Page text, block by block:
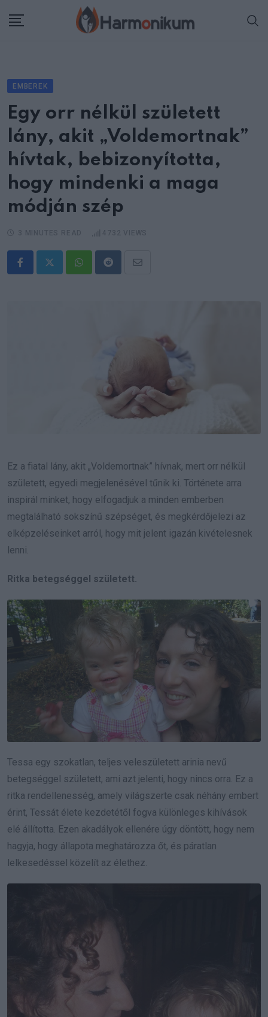
EMBEREK
Egy orr nélkül született
lány, akit „Voldemortnak”
hívtak, bebizonyította,
hogy mindenki a maga
módján szép
WhatsappRedditShare
Ez a fiatal lány, akit „Voldemortnak” hívnak, mert orr nélkül
született, egyedi megjelenésével tűnik ki. Története arra
inspirál minket, hogy elfogadjuk a minden emberben
megtalálható sokszínű szépséget, és megkérdőjelezi az
elképzeléseinket arról, hogy mit jelent igazán kivételesnek
lenni.
Ritka betegséggel született.
Tessa egy szokatlan, teljes veleszületett arinia nevű
betegséggel született, ami azt jelenti, hogy nincs orra. Ez a
ritka rendellenesség, amely világszerte csak néhány embert
érint, Tessát élete kezdetétől fogva különleges kihívások
elé állította. Ezen akadályok ellenére úgy döntött, hogy nem
hagyja, hogy állapota meghatározza őt, és páratlan
lelkesedéssel közelít az élethez.